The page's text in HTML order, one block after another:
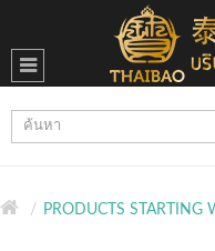
PRODUCTS STARTING